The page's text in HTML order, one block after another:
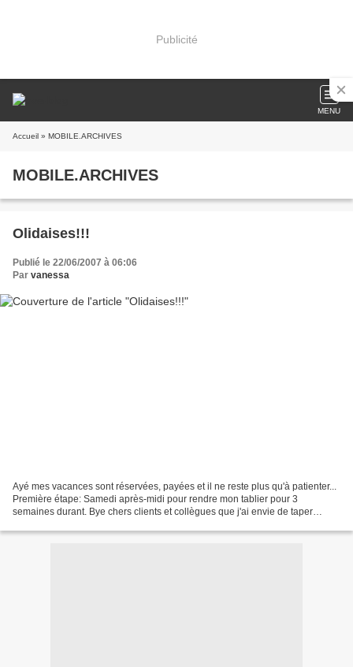
Publicité
MENU
Accueil » MOBILE.ARCHIVES
MOBILE.ARCHIVES
Olidaises!!!
Publié le 22/06/2007 à 06:06
Par vanessa
Ayé mes vacances sont réservées, payées et il ne reste plus qu'à patienter...
Première étape: Samedi après-midi pour rendre mon tablier pour 3
semaines durant. Bye chers clients et collègues que j'ai envie de taper